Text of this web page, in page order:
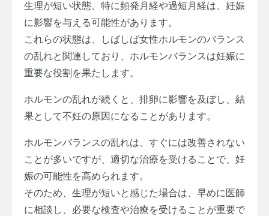
生理が短い状態、特に頻発月経や過短月経は、妊娠
に影響を与える可能性があります。
これらの状態は、しばしば女性ホルモンのバランス
の乱れと関連しており、ホルモンバランスは妊娠に
重要な役割を果たします。
ホルモンの乱れが続くと、排卵に影響を及ぼし、結
果として不妊の原因になることがあります。
ホルモンバランスの乱れは、すぐには改善されない
ことが多いですが、適切な治療を受けることで、妊
娠の可能性を高められます。
そのため、生理が短いと感じた場合は、早めに医師
に相談し、必要な検査や治療を受けることが重要で